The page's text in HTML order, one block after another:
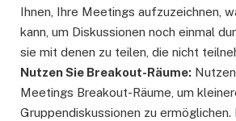
Ihnen, Ihre Meetings aufzuzeichnen,
kann, um Diskussionen noch einmal
sie mit denen zu teilen, die nicht
Nutzen Sie Breakout-Räume:
Meetings Breakout-Räume, um
Gruppendiskussionen zu ermöglichen.